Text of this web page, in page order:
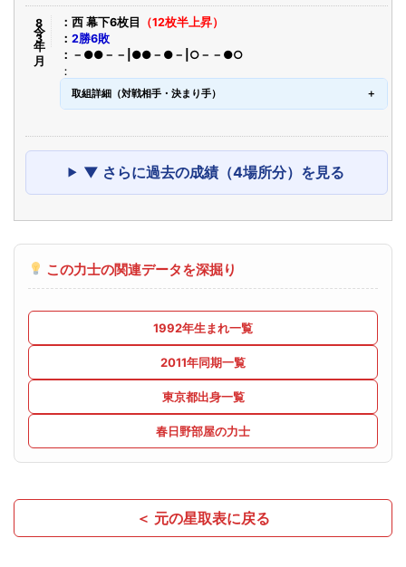
令8年3月 西 幕下6枚目
（12枚半上昇）
2勝6敗
－●●－－|●●－●－|○－－●○
取組詳細（対戦相手・決まり手）
▼ さらに過去の成績（4場所分）を見る
この力士の関連データを深掘り
1992年生まれ一覧
2011年同期一覧
東京都出身一覧
春日野部屋の力士
＜ 元の星取表に戻る